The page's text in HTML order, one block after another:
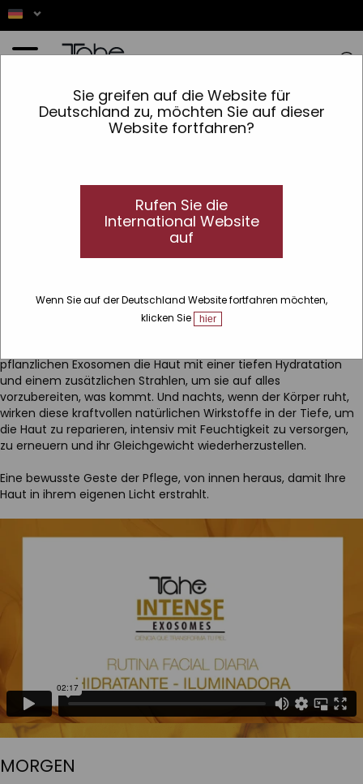
Sie greifen auf die Website für
Deutschland zu, möchten Sie auf dieser
Website fortfahren?
Rufen Sie die
International Website
auf
Wenn Sie auf der Deutschland Website fortfahren möchten,
klicken Sie
hier
Tägliche Gesichtsroutine Feuchtigkeitszufuhr
Tägliche Gesichtspflege
Feuchtigkeitsspendend - Aufhellend mit
Ihre Haut, gepflegt von Sonnenaufgang
bis Sonnenuntergang
Jede Haut hat ihren eigenen Rhythmus... und dieses Ritual
pflanzlichen Exosomen die Haut mit einer tiefen Hydratation
und einem zusätzlichen Strahlen, um sie auf alles
vorzubereiten, was kommt. Und nachts, wenn der Körper ruht,
wirken diese kraftvollen natürlichen Wirkstoffe in der Tiefe, um
die Haut zu reparieren, intensiv mit Feuchtigkeit zu versorgen,
zu erneuern und ihr Gleichgewicht wiederherzustellen.
Eine bewusste Geste der Pflege, von innen heraus, damit Ihre
Haut in ihrem eigenen Licht erstrahlt.
MORGEN